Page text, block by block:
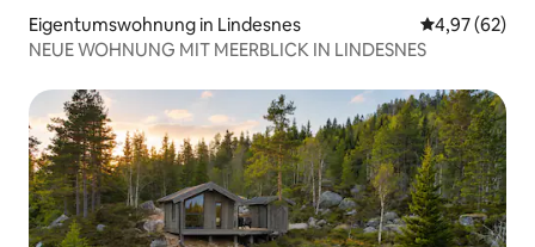
Eigentumswohnung in Lindesnes
4,97 (62)
NEUE WOHNUNG MIT MEERBLICK IN LINDESNES